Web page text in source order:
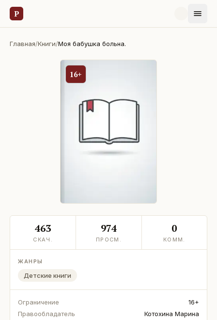
Р
Главная/Книги/Моя бабушка больна.
16+
463
СКАЧ.
974
ПРОСМ.
0
КОММ.
ЖАНРЫ
Детские книги
Ограничение
16+
Правообладатель
Котохина Марина